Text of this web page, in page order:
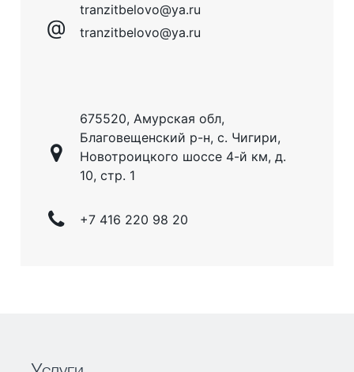
@
tranzitbelovo@ya.ru
tranzitbelovo@ya.ru
675520, Амурская обл,
Благовещенский р-н, с. Чигири,
Новотроицкого шоссе 4-й км, д.
10, стр. 1
+7 416 220 98 20